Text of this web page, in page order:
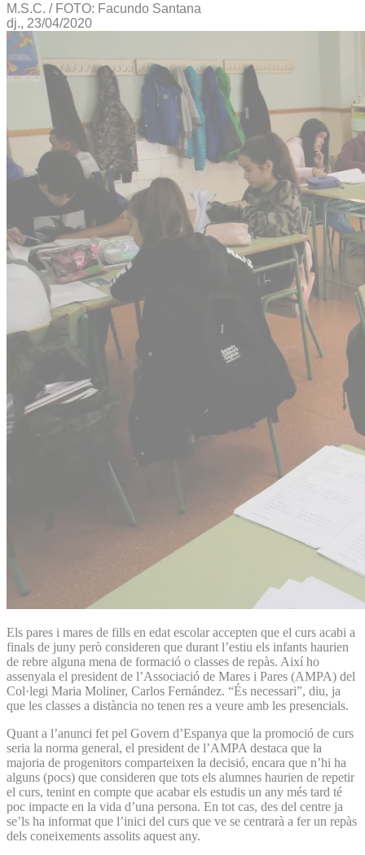
M.S.C. / FOTO: Facundo Santana
dj., 23/04/2020
Els pares i mares de fills en edat escolar accepten que el curs acabi a
finals de juny però consideren que durant l’estiu els infants haurien
de rebre alguna mena de formació o classes de repàs. Així ho
assenyala el president de l’Associació de Mares i Pares (AMPA) del
Col·legi Maria Moliner, Carlos Fernández. “És necessari”, diu, ja
que les classes a distància no tenen res a veure amb les presencials.
Quant a l’anunci fet pel Govern d’Espanya que la promoció de curs
seria la norma general, el president de l’AMPA destaca que la
majoria de progenitors comparteixen la decisió, encara que n’hi ha
alguns (pocs) que consideren que tots els alumnes haurien de repetir
el curs, tenint en compte que acabar els estudis un any més tard té
poc impacte en la vida d’una persona. En tot cas, des del centre ja
se’ls ha informat que l’inici del curs que ve se centrarà a fer un repàs
dels coneixements assolits aquest any.